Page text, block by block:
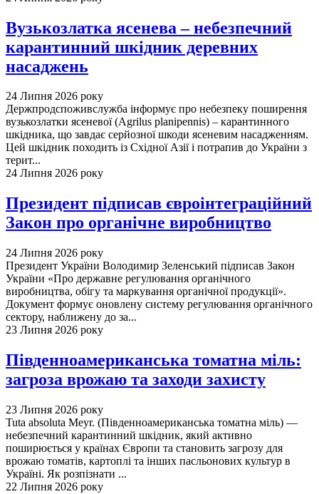
Вузькозлатка ясенева – небезпечний
карантинний шкідник деревних
насаджень
24 Липня 2026 року
Держпродспоживслужба інформує про небезпеку поширення
вузькозлатки ясеневої (Agrilus planipennis) – карантинного
шкідника, що завдає серйозної шкоди ясеневим насадженням.
Цей шкідник походить із Східної Азії і потрапив до України з
терит...
24 Липня 2026 року
Президент підписав євроінтеграційний
Закон про органічне виробництво
24 Липня 2026 року
Президент України Володимир Зеленський підписав Закон
України «Про державне регулювання органічного
виробництва, обігу та маркування органічної продукції».
Документ формує оновлену систему регулювання органічного
сектору, наближену до за...
23 Липня 2026 року
Південноамериканська томатна міль:
загроза врожаю та заходи захисту
23 Липня 2026 року
Tuta absoluta Meyr. (Південноамериканська томатна міль) —
небезпечний карантинний шкідник, який активно
поширюється у країнах Європи та становить загрозу для
врожаю томатів, картоплі та інших пасльонових культур в
Україні. Як розпізнати ...
22 Липня 2026 року